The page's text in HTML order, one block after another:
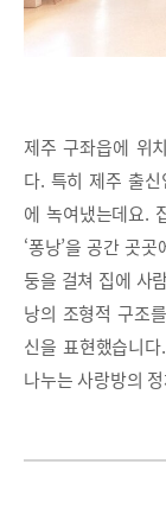
제주 구좌읍에 위
다. 특히 제주 출
에 녹여냈는데요.
‘퐁낭’을 공간 곳
둥을 걸쳐 집에 사
낭의 조형적 구조
신을 표현했습니
나누는 사랑방의